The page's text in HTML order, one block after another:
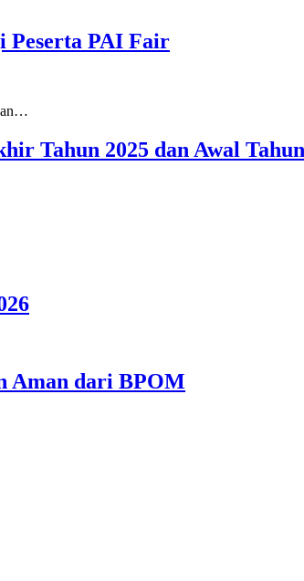
Peserta PAI Fair
Tahun 2025 dan Awal
Aman dari BPOM